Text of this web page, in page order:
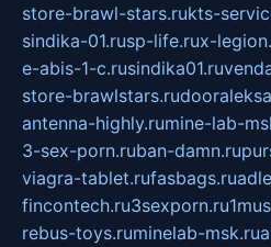
store-brawl-stars.rukts-
sindika-01.rusp-life.rux-
e-abis-1-c.rusindika01.ru
store-brawlstars.ru
antenna-highly.rumine-lab-
3-sex-porn.ruban-damn.ru
viagra-tablet.rufasbags.ru
fincontech.ru3sexporn.ru
rebus-toys.ruminelab-msk.ru